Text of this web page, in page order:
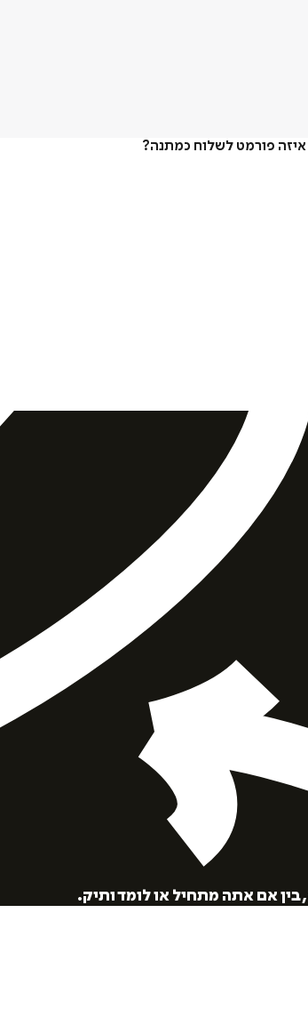
איזה פורמט לשלוח כמתנה?
אם אתה מתחיל או לומד ותיק.